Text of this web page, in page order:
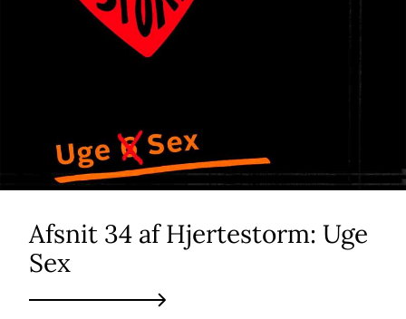
Afsnit 34 af Hjertestorm: Uge
Sex